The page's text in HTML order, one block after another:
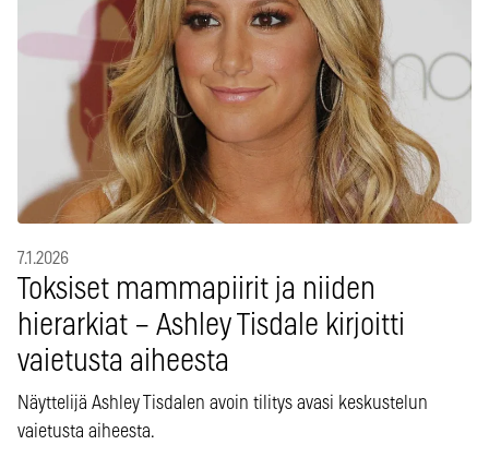
7.1.2026
Toksiset mammapiirit ja niiden
hierarkiat – Ashley Tisdale kirjoitti
vaietusta aiheesta
Näyttelijä Ashley Tisdalen avoin tilitys avasi keskustelun
vaietusta aiheesta.